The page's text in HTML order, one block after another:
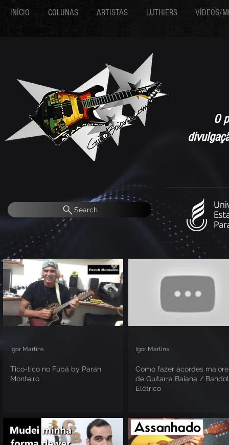
INÍCIO COLUNAS ARTISTAS LUTHIERS VÍDEOS/
O
Search
Tico-tico no Fubá by Parah
Monteiro
Igor Martins
Como fazer acordes
de Guitarra Baiana /
Elétrico
Igor Martins